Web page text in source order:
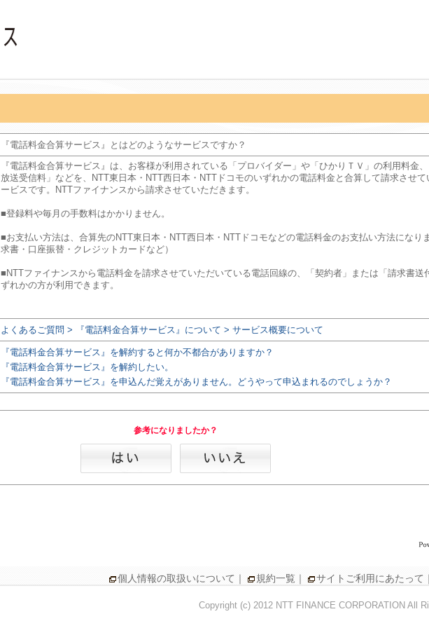
『電話料金合算サービス』とはどのようなサービスですか？
『電話料金合算サービス』は、お客様が利用されている「プロバイダー」や「ひかりＴＶ」の利用料金
放送受信料」などを、NTT東日本・NTT西日本・NTTドコモのいずれかの電話料金と合算して請求させて
ービスです。NTTファイナンスから請求させていただきます。
■登録料や毎月の手数料はかかりません。
■お支払い方法は、合算先のNTT東日本・NTT西日本・NTTドコモなどの電話料金のお支払い方法になり
求書・口座振替・クレジットカードなど）
■NTTファイナンスから電話料金を請求させていただいている電話回線の、「契約者」または「請求書送
ずれかの方が利用できます。
よくあるご質問 > 『電話料金合算サービス』について > サービス概要について
『電話料金合算サービス』を解約すると何か不都合がありますか？
『電話料金合算サービス』を解約したい。
『電話料金合算サービス』を申込んだ覚えがありません。どうやって申込まれるのでしょうか？
参考になりましたか？
個人情報の取扱いについて ｜ 規約一覧 ｜ サイトご利用にあたって ｜
Copyright (c) 2012 NTT FINANCE CORPORATION All